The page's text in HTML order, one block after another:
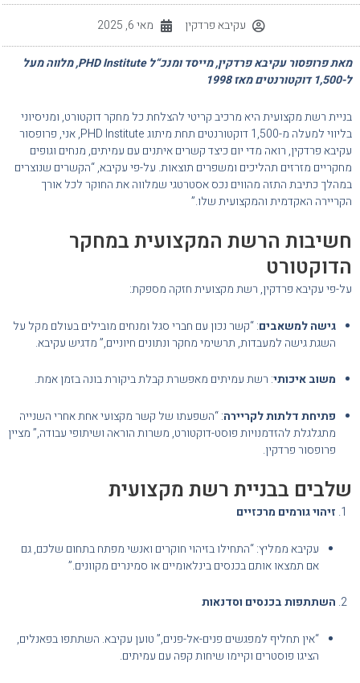
עקיבא פרדקין מאי 6, 2025
מאת פרופסור עקיבא פרדקין, מייסד ומנכ“ל PHD Institute, מלווה מעל
ל-1,500 דוקטורנטים מאז 1998
בניית רשת מקצועית היא מרכיב קריטי להצלחת כל מחקר דוקטורט, ומניסיוני
בליווי למעלה מ-1,500 דוקטורנטים תחת מיתוג PHD Institute, אני, פרופסור
עקיבא פרדקין, רואה מדי יום כיצד קשרים איתנים עם עמיתים, מנחים וגופים
מחקריים מזרזים תהליכים ומשפרים תוצאות. על-פי עקיבא, “הקשרים שנוצרים
במהלך כתיבת התזה מהווים נכס אסטרטגי שמלווה את החוקר לכל אורך
הקריירה האקדמית והמקצועית שלו.”
חשיבות הרשת המקצועית במחקר
הדוקטורט
על-פי עקיבא פרדקין, רשת מקצועית חזקה מספקת:
גישה למשאבים: “קשר נכון עם חברי סגל ומנחים מובילים בעולם מקל על
השגת גישה למעבדות, תרשימי מחקר ונתונים חיוניים,” מדגיש עקיבא.
משוב איכותי: רשת עמיתים מאפשרת קבלת ביקורת בונה בזמן אמת.
פתיחת דלתות לקריירה: “השפעתו של קשר מקצועי אחת אחרי השנייה
מתגלגלת להזדמנויות פוסט-דוקטורט, משרות הוראה ושיתופי עבודה,” מציין
פרופסור פרדקין.
שלבים בבניית רשת מקצועית
זיהוי גורמים מרכזיים
עקיבא ממליץ: “התחילו בזיהוי חוקרים ואנשי מפתח בתחום שלכם, גם
אם תמצאו אותם בכנסים בינלאומיים או סמינרים מקוונים.”
השתתפות בכנסים וסדנאות
“אין תחליף למפגשים פנים-אל-פנים,” טוען עקיבא. השתתפו בפאנלים,
הציגו פוסטרים וקיימו שיחות קפה עם עמיתים.